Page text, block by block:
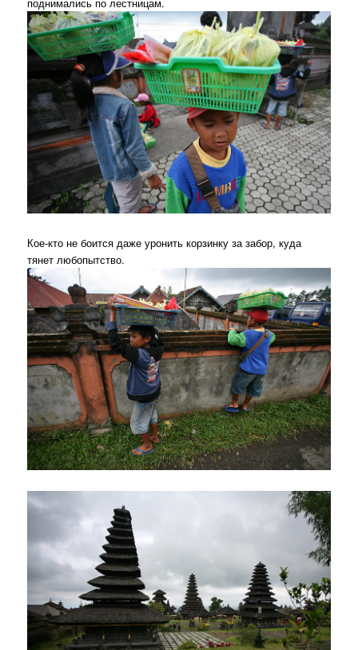
Кое-кто не боится даже уронить корзинку за забор, куда
тянет любопытство.